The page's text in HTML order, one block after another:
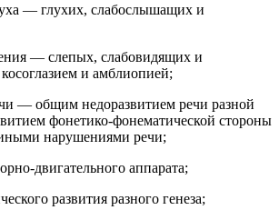
— глухих, слабослышащих и
— слепых, слабовидящих и
и амблиопией;
— общим недоразвитием речи разной
фонетико-фонематической стороны
нарушениями речи;
двигательного аппарата;
развития разного генеза;